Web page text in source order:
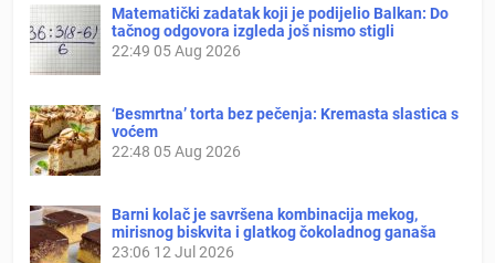
Matematički zadatak koji je podijelio Balkan: Do
tačnog odgovora izgleda još nismo stigli
22:49 05 Aug 2026
‘Besmrtna’ torta bez pečenja: Kremasta slastica s
voćem
22:48 05 Aug 2026
Barni kolač je savršena kombinacija mekog,
mirisnog biskvita i glatkog čokoladnog ganaša
23:06 12 Jul 2026